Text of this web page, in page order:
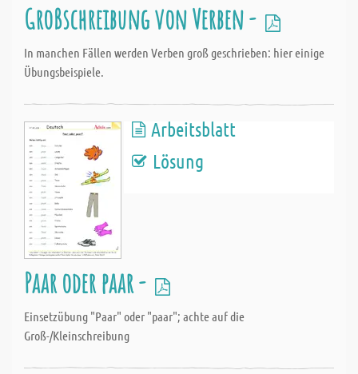
Großschreibung von Verben -
In manchen Fällen werden Verben groß geschrieben: hier einige
Übungsbeispiele.
Arbeitsblatt
Lösung
Paar oder paar -
Einsetzübung "Paar" oder "paar"; achte auf die
Groß-/Kleinschreibung